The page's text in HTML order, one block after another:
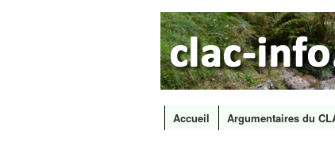
CLAC
Info
Les
grands
canaux
en
Menu principal
Accueil Argumentaires du